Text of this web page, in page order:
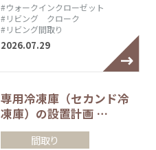
#ウォークインクローゼット
#リビング クローク
#リビング間取り
2026.07.29
専用冷凍庫（セカンド冷
凍庫）の設置計画 …
間取り